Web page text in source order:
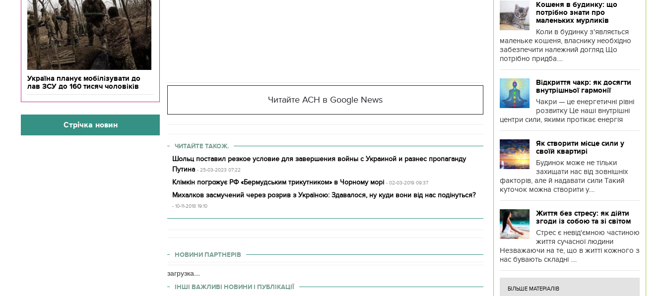
Україна планує мобілізувати до
лав ЗСУ до 160 тисяч чоловіків
Стрічка новин
Читайте АСН в Google News
ЧИТАЙТЕ ТАКОЖ.
Шольц поставил резкое условие для завершения войны с Украиной и разнес пропаганду
Путина - 25-03-2023 07:22
Клімкін погрожує РФ «Бермудським трикутником» в Чорному морі - 02-03-2019 09:37
Михалков засмучений через розрив з Україною: Здавалося, ну куди вони від нас подінуться?
- 10-11-2018 19:10
НОВИНИ ПАРТНЕРІВ
загрузка...
ІНШІ ВАЖЛИВІ НОВИНИ І ПУБЛІКАЦІЇ
Кошеня в будинку: що
потрібно знати про
маленьких мурликів
Коли в будинку з'являється
маленьке кошеня, власнику необхідно
забезпечити належний догляд Що
потрібно придба....
Відкриття чакр: як досягти
внутрішньої гармонії
Чакри — це енергетичні рівні
розвитку Це наші внутрішні
центри сили, якими протікає енергія
Як створити місце сили у
своїй квартирі
Будинок може не тільки
захищати нас від зовнішніх
факторів, але й надавати сили Такий
куточок можна створити у....
Життя без стресу: як дійти
згоди із собою та зі світом
Стрес є невід'ємною частиною
життя сучасної людини
Незважаючи на те, що в житті кожного з
нас бувають складні ....
БІЛЬШЕ МАТЕРІАЛІВ